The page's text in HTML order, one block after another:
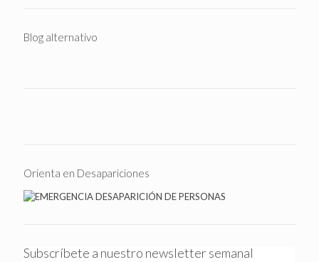
Blog alternativo
Orienta en Desapariciones
Subscríbete a nuestro newsletter semanal